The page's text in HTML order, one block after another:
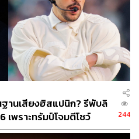
านเสียงฮิสแปนิก? รีพับลิ
พราะทรัมป์โจมตีโชว์
244